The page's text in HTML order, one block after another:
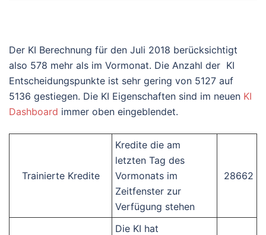
Der KI Berechnung für den Juli 2018 berücksichtigt
also 578 mehr als im Vormonat. Die Anzahl der KI
Entscheidungspunkte ist sehr gering von 5127 auf
5136 gestiegen. Die KI Eigenschaften sind im neuen KI
Dashboard immer oben eingeblendet.
Trainierte Kredite
Kredite die am
letzten Tag des
Vormonats im
Zeitfenster zur
Verfügung stehen
28662
Die KI hat